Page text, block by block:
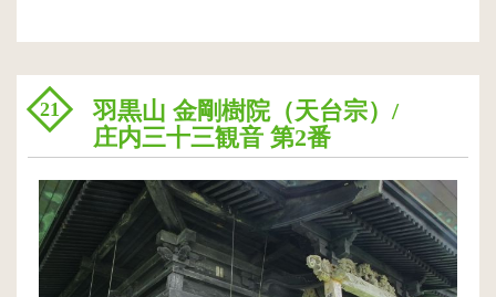
21
羽黒山 金剛樹院（天台宗）/
庄内三十三観音 第2番